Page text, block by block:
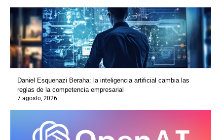
Daniel Esquenazi Beraha: la inteligencia artificial cambia las
reglas de la competencia empresarial
7 agosto, 2026